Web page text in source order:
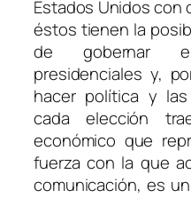
Estados Unidos con
éstos tienen la
de gobernar
presidenciales y,
hacer política y
cada elección
económico que
fuerza con la que
comunicación, es